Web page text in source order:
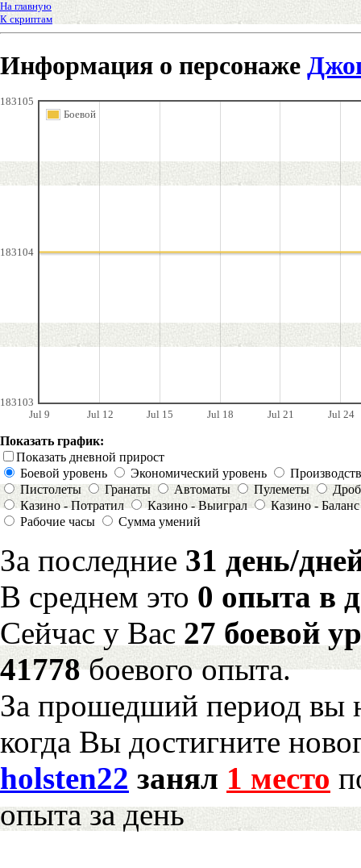
На главную
К скриптам
Информация о персонаже
Jul 9 Jul 12 Jul 15 Jul 18 Jul 21 Jul 24
183103
183104
183105
Боевой
Показать график:
Показать дневной прирост
Боевой уровень
Экономический уровень
Пистолеты
Гранаты Автоматы Пулеметы
Казино - Потратил
Казино - Выиграл
Казино - Баланс
Рабочие часы
Сумма умений
За последние 31 день/
В среднем это 0 опыта в
Сейчас у Вас 27 боевой
41778боевого опыта.
За прошедший период вы
когда Вы достигните
holsten22 занял 1 место
опыта за день